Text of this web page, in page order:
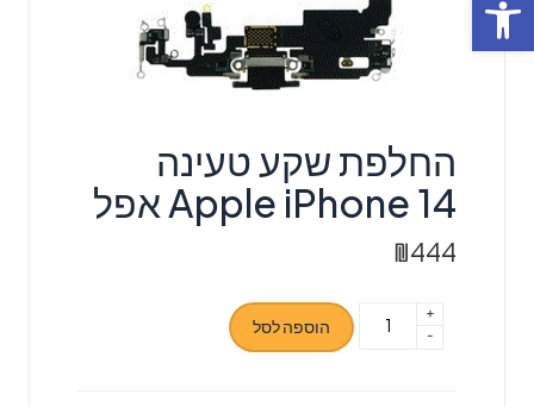
‏החלפת שקע טעינה
Apple iPhone 14 אפל
₪444
כמות
-
+
הוספה לסל